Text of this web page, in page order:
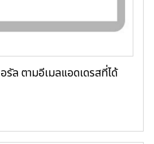
ล ตามอีเมลแอดเดรสที่ได้